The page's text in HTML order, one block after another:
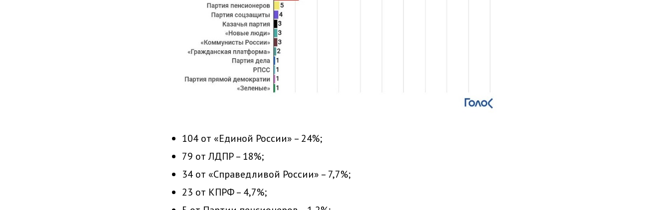
104 от «Единой России» – 24%;
79 от ЛДПР – 18%;
34 от «Справедливой России» – 7,7%;
23 от КПРФ – 4,7%;